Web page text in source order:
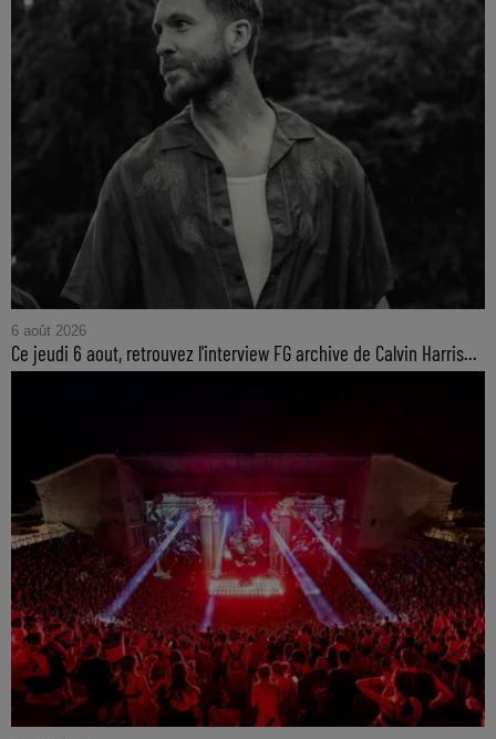
6 août 2026
Ce jeudi 6 aout, retrouvez l'interview FG archive de Calvin Harris...